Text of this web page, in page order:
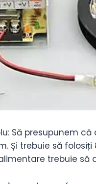
Să presupunem că
m. Și trebuie să
trebuie să